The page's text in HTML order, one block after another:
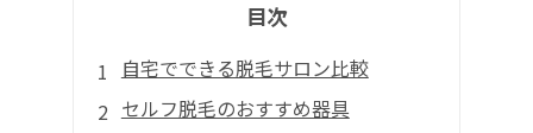
目次
自宅でできる脱毛サロン比較
セルフ脱毛のおすすめ器具